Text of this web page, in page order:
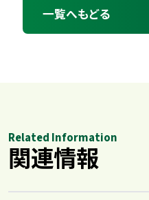
一覧へもどる
Related Information
関連情報